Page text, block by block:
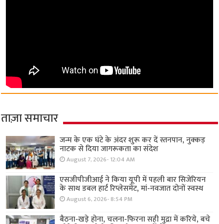
ताज़ा समाचार
जन्म के एक घंटे के अंदर शुरू कर दें स्तनपान, नुक्कड़
नाटक से दिया जागरूकता का संदेश
August 7, 2026- 12:04 AM
एसजीपीजीआई ने किया यूपी में पहली बार सिजेरियन
के साथ डबल हार्ट रिप्लेसमेंट, मां-नवजात दोनों स्वस्थ
August 6, 2026- 8:54 PM
बैठना-खड़े होना, चलना-फिरना सही मुद्रा में करिये, बचे